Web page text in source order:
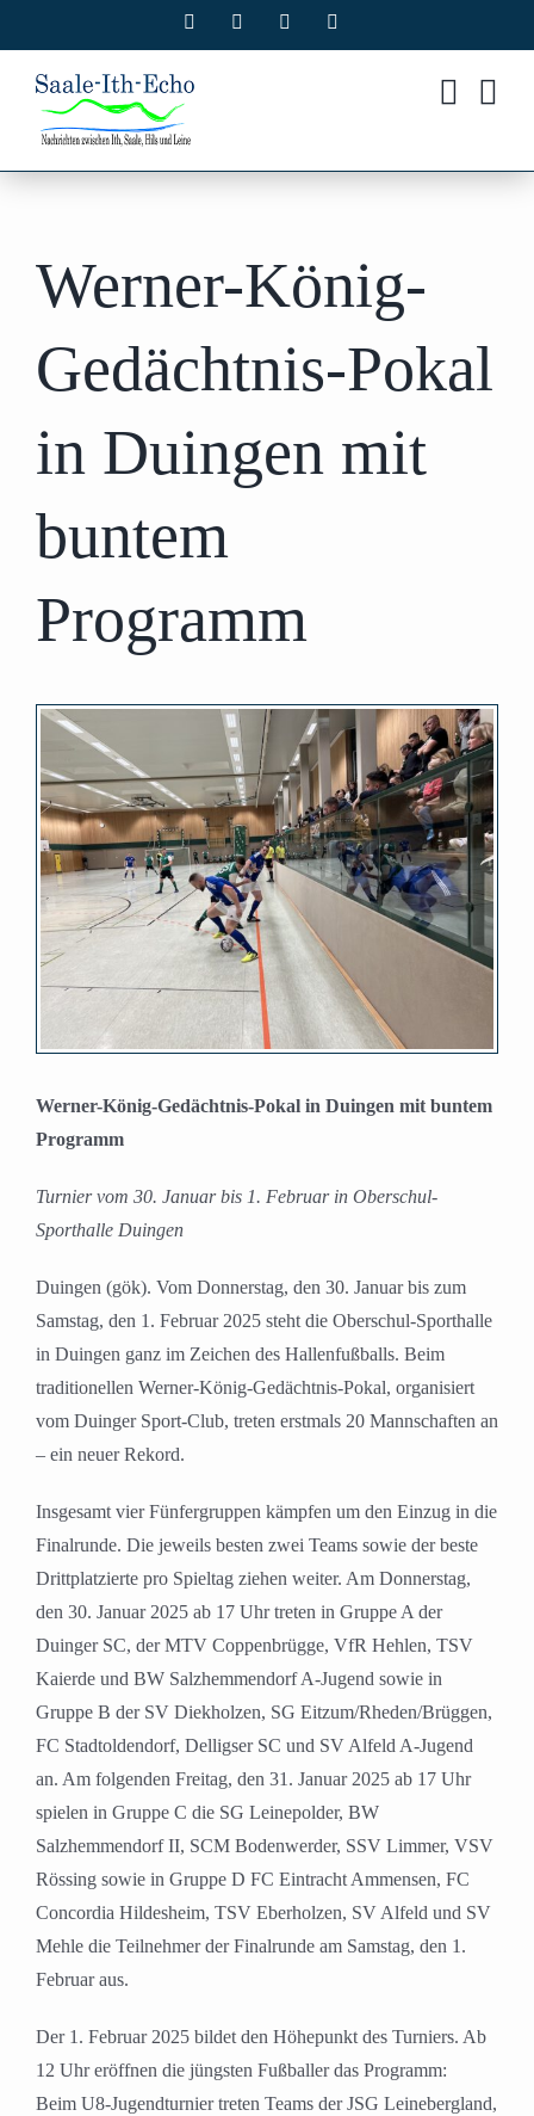
Inhalt
springen
Facebook Instagram
Werner-König-
Gedächtnis-Pokal
in Duingen mit
buntem
Programm
Zeige
grösseres
Bild
Werner-König-Gedächtnis-Pokal in Duingen mit buntem
Programm
Turnier vom 30. Januar bis 1. Februar in Oberschul-
Sporthalle Duingen
Duingen (gök). Vom Donnerstag, den 30. Januar bis zum
Samstag, den 1. Februar 2025 steht die Oberschul-Sporthalle
in Duingen ganz im Zeichen des Hallenfußballs. Beim
traditionellen Werner-König-Gedächtnis-Pokal, organisiert
vom Duinger Sport-Club, treten erstmals 20 Mannschaften an
– ein neuer Rekord.
Insgesamt vier Fünfergruppen kämpfen um den Einzug in die
Finalrunde. Die jeweils besten zwei Teams sowie der beste
Drittplatzierte pro Spieltag ziehen weiter. Am Donnerstag,
den 30. Januar 2025 ab 17 Uhr treten in Gruppe A der
Duinger SC, der MTV Coppenbrügge, VfR Hehlen, TSV
Kaierde und BW Salzhemmendorf A-Jugend sowie in
Gruppe B der SV Diekholzen, SG Eitzum/Rheden/Brüggen,
FC Stadtoldendorf, Delligser SC und SV Alfeld A-Jugend
an. Am folgenden Freitag, den 31. Januar 2025 ab 17 Uhr
spielen in Gruppe C die SG Leinepolder, BW
Salzhemmendorf II, SCM Bodenwerder, SSV Limmer, VSV
Rössing sowie in Gruppe D FC Eintracht Ammensen, FC
Concordia Hildesheim, TSV Eberholzen, SV Alfeld und SV
Mehle die Teilnehmer der Finalrunde am Samstag, den 1.
Februar aus.
Der 1. Februar 2025 bildet den Höhepunkt des Turniers. Ab
12 Uhr eröffnen die jüngsten Fußballer das Programm:
Beim U8-Jugendturnier treten Teams der JSG Leinebergland,